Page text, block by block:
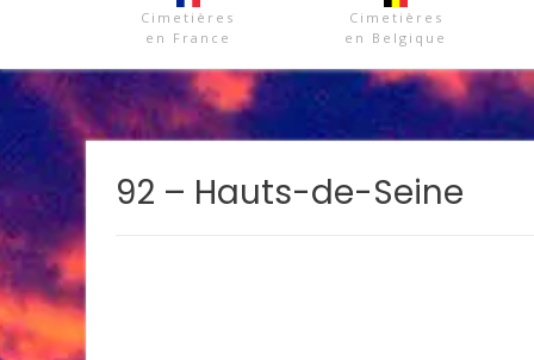
Cimetières
en France
Cimetières
en Belgique
92 – Hauts-de-Seine